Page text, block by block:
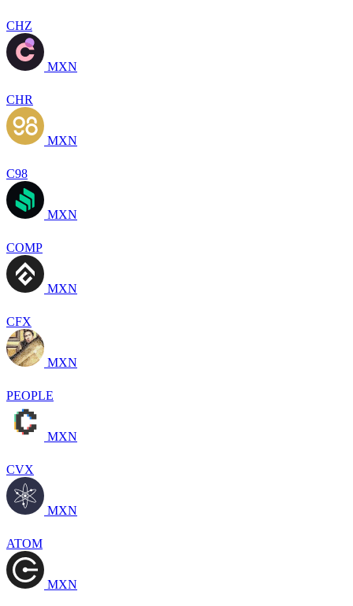
CHZ
MXN
CHR
MXN
C98
MXN
COMP
MXN
CFX
MXN
PEOPLE
MXN
CVX
MXN
ATOM
MXN